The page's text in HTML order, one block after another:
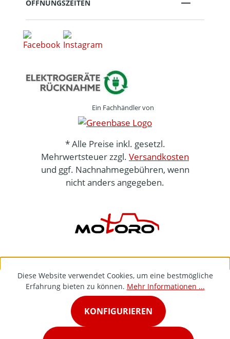
ÖFFNUNGSZEITEN
Ein Fachhändler von
* Alle Preise inkl. gesetzl.
Mehrwertsteuer zzgl. Versandkosten
und ggf. Nachnahmegebühren, wenn
nicht anders angegeben.
Diese Website verwendet Cookies, um eine bestmögliche
Erfahrung bieten zu können. Mehr Informationen ...
KONFIGURIEREN